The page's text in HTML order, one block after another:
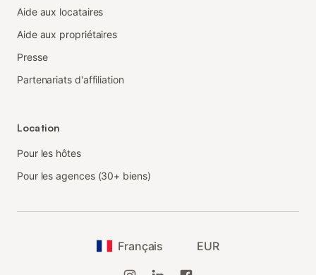
Aide aux locataires
Aide aux propriétaires
Presse
Partenariats d'affiliation
Location
Pour les hôtes
Pour les agences (30+ biens)
Français EUR